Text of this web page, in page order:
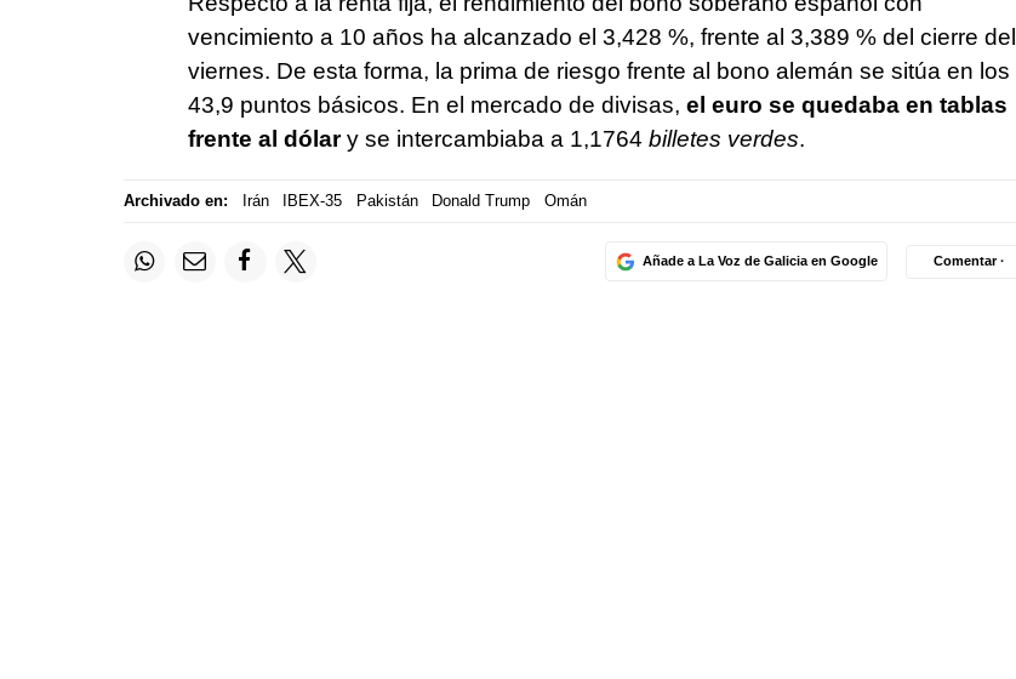
vencimiento a 10 años ha alcanzado el 3,428 %, frente al 3,389 % del cierre del
viernes. De esta forma, la prima de riesgo frente al bono alemán se sitúa en los
43,9 puntos básicos. En el mercado de divisas, el euro se quedaba en tablas
frente al dólary se intercambiaba a 1,1764 billetes verdes.
Archivado en: Irán IBEX-35 Pakistán Donald Trump Omán
Añade a La Voz de Galicia en Google Comentar ·